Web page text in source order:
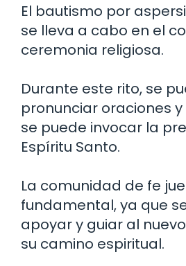
El bautismo por
se lleva a cabo en el
ceremonia religiosa.
Durante este rito, se
pronunciar oraciones
se puede invocar la
Espíritu Santo.
La comunidad de fe
fundamental, ya que
apoyar y guiar al
su camino espiritual.